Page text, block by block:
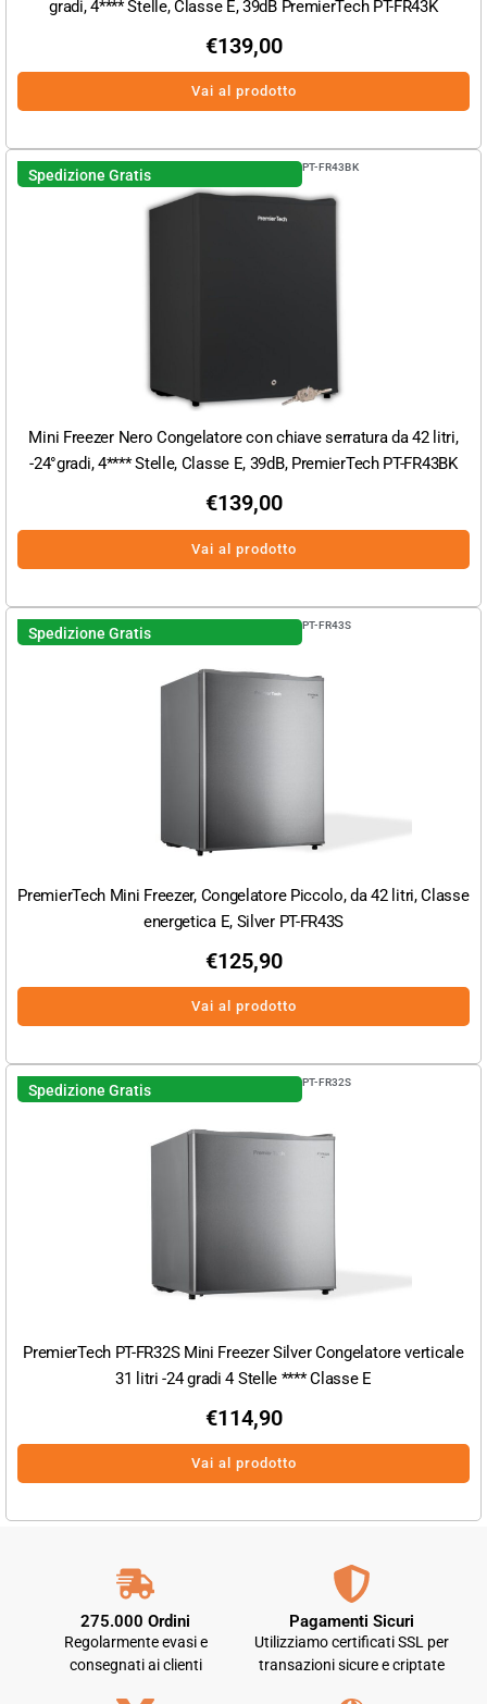
gradi, 4**** Stelle, Classe E, 39dB PremierTech PT-FR43K
€139,00
Vai al prodotto
Spedizione Gratis PT-FR43BK
Mini Freezer Nero Congelatore con chiave serratura da 42 litri,
-24°gradi, 4**** Stelle, Classe E, 39dB, PremierTech PT-FR43BK
€139,00
Vai al prodotto
Spedizione Gratis PT-FR43S
PremierTech Mini Freezer, Congelatore Piccolo, da 42 litri, Classe
energetica E, Silver PT-FR43S
€125,90
Vai al prodotto
Spedizione Gratis PT-FR32S
PremierTech PT-FR32S Mini Freezer Silver Congelatore verticale
31 litri -24 gradi 4 Stelle **** Classe E
€114,90
Vai al prodotto
275.000 Ordini
Regolarmente evasi e
consegnati ai clienti
Pagamenti Sicuri
Utilizziamo certificati SSL per
transazioni sicure e criptate